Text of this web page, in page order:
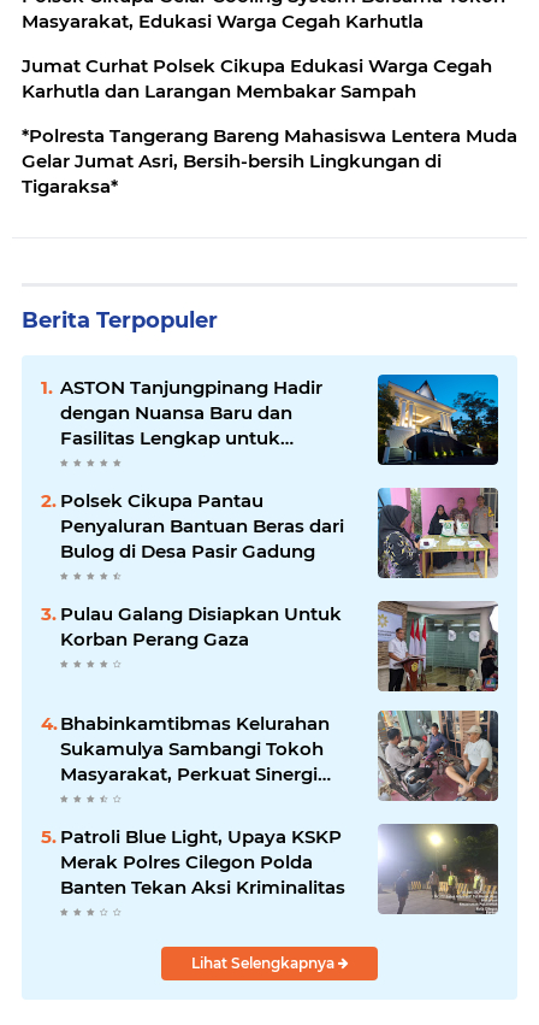
Masyarakat, Edukasi Warga Cegah Karhutla
Jumat Curhat Polsek Cikupa Edukasi Warga Cegah
Karhutla dan Larangan Membakar Sampah
*Polresta Tangerang Bareng Mahasiswa Lentera Muda
Gelar Jumat Asri, Bersih-bersih Lingkungan di
Tigaraksa*
Berita Terpopuler
ASTON Tanjungpinang Hadir
dengan Nuansa Baru dan
Fasilitas Lengkap untuk
Kenyamanan Tamu
Polsek Cikupa Pantau
Penyaluran Bantuan Beras dari
Bulog di Desa Pasir Gadung
Pulau Galang Disiapkan Untuk
Korban Perang Gaza
Bhabinkamtibmas Kelurahan
Sukamulya Sambangi Tokoh
Masyarakat, Perkuat Sinergi
Jaga Kamtibmas
Patroli Blue Light, Upaya KSKP
Merak Polres Cilegon Polda
Banten Tekan Aksi Kriminalitas
Lihat Selengkapnya